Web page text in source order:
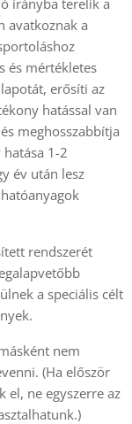
irányba terelik a
avatkoznak a
és mértékletes
erősíti az
hatással van
meghosszabbítja
1-2
év után lesz
rendszerét
a speciális célt
nem
(Ha először
el, ne egyszerre az